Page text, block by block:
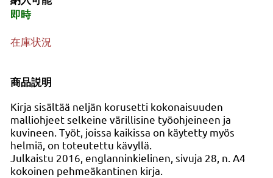
即時
在庫状況
商品説明
Kirja sisältää neljän korusetti kokonaisuuden
malliohjeet selkeine värillisine työohjeineen ja
kuvineen. Työt, joissa kaikissa on käytetty myös
helmiä, on toteutettu kävyllä.
Julkaistu 2016, englanninkielinen, sivuja 28, n. A4
kokoinen pehmeäkantinen kirja.